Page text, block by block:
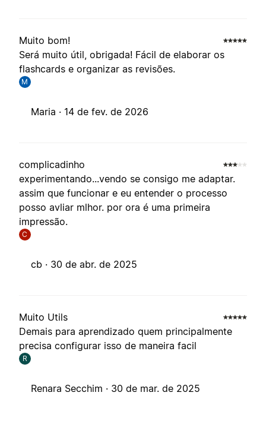
Muito bom!
Será muito útil, obrigada! Fácil de elaborar os
flashcards e organizar as revisões.
M
Maria · 14 de fev. de 2026
complicadinho
experimentando...vendo se consigo me adaptar.
assim que funcionar e eu entender o processo
posso avliar mlhor. por ora é uma primeira
impressão.
C
cb · 30 de abr. de 2025
Muito Utils
Demais para aprendizado quem principalmente
precisa configurar isso de maneira facil
R
Renara Secchim · 30 de mar. de 2025